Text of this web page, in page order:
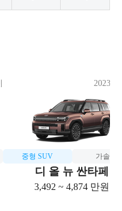
중형 SUV 가솔린
디 올 뉴 싼타페
2023-
3,492 ~ 4,874 만원